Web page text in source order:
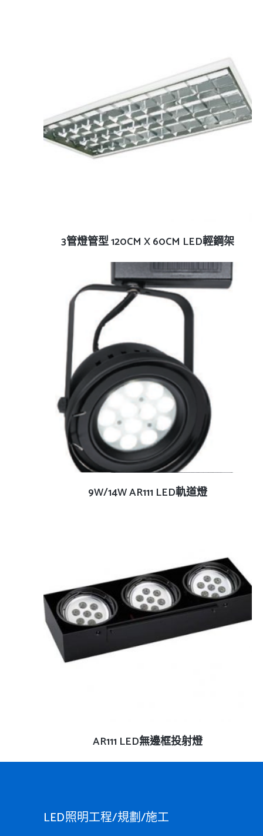
查看內容
3管燈管型 120CM X 60CM LED輕鋼架
查看內容
9W/14W AR111 LED軌道燈
查看內容
AR111 LED無邊框投射燈
LED照明工程/規劃/施工